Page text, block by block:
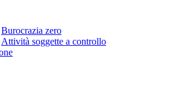
Burocrazia zero
Attività soggette a controllo